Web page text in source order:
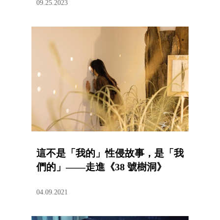
09.25.2023
這不是「我的」性侵故事，是「我
們的」——走進《38 號樹洞》
04.09.2021